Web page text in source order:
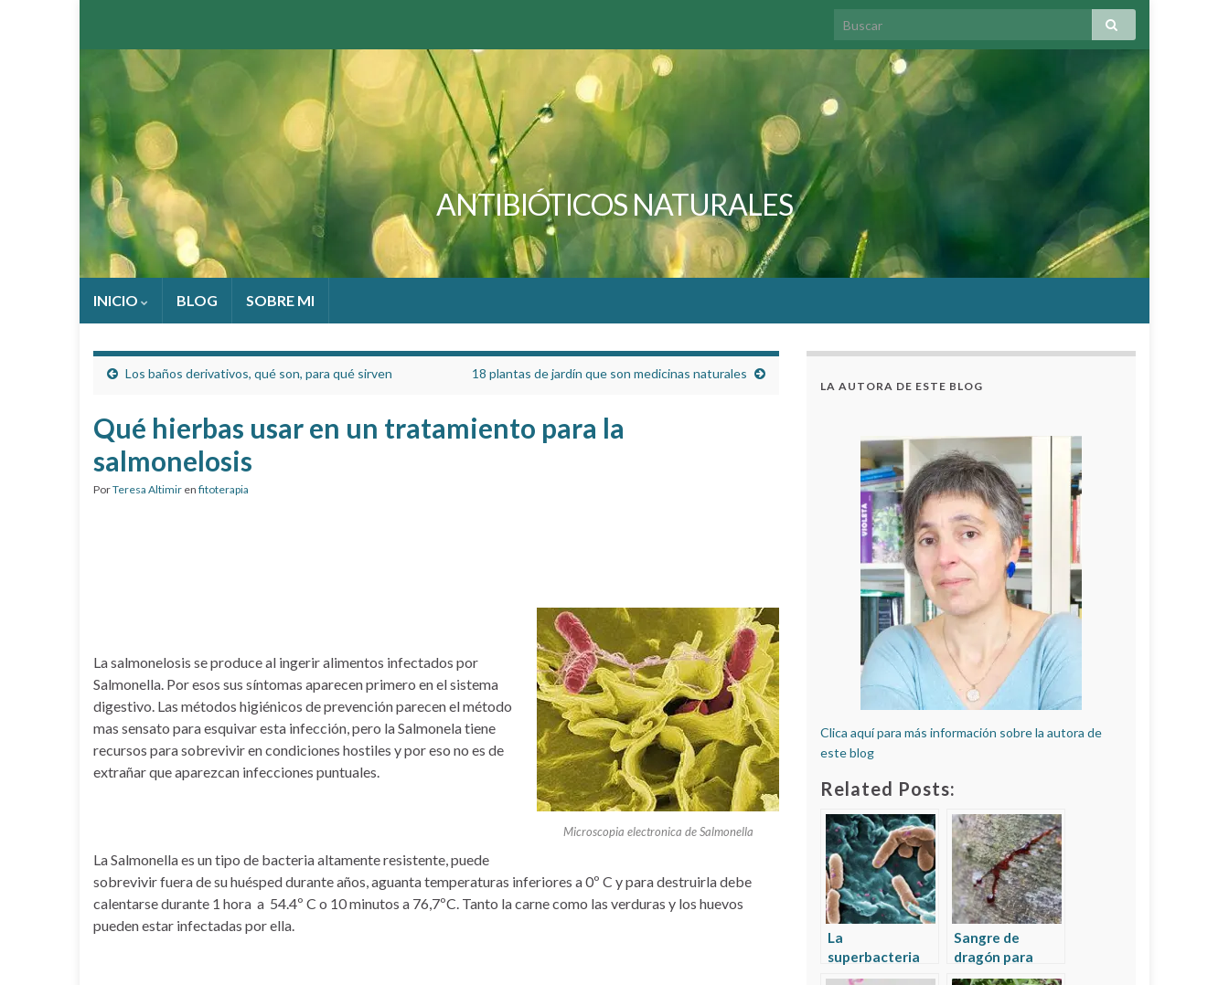
ANTIBIÓTICOS NATURALES
INICIO BLOG SOBRE MI
Los baños derivativos, qué son, para qué sirven 18 plantas de jardín que son medicinas naturales
Qué hierbas usar en un tratamiento para la
salmonelosis
PorTeresa Altimir en fitoterapia
Microscopia electronica de Salmonella
La salmonelosis se produce al ingerir alimentos infectados por
Salmonella. Por esos sus síntomas aparecen primero en el sistema
digestivo. Las métodos higiénicos de prevención parecen el método
mas sensato para esquivar esta infección, pero la Salmonela tiene
recursos para sobrevivir en condiciones hostiles y por eso no es de
extrañar que aparezcan infecciones puntuales.
La Salmonella es un tipo de bacteria altamente resistente, puede
sobrevivir fuera de su huésped durante años, aguanta temperaturas inferiores a 0º C y para destruirla debe
calentarse durante 1 hora a 54.4º C o 10 minutos a 76,7ºC. Tanto la carne como las verduras y los huevos
pueden estar infectadas por ella.
LA AUTORA DE ESTE BLOG
Clica aquí para más información sobre la autora de
este blog
Related Posts:
La
superbacteria
de los
Sangre de
dragón para
curar úlcera